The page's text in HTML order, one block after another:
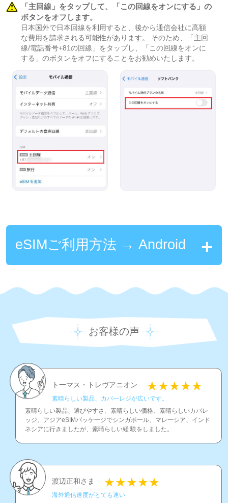
「主回線」をタップして、「この回線をオンにする」の
ボタンをオフします。
日本国外で日本回線を利用すると、後から通信会社に高額
な費用を請求される可能性があります。 そのため、「主回
線/電話番号+81の回線」をタップし、「この回線をオンに
する」のボタンをオフにすることをお勧めいたします。
eSIMご利用方法 → Android
お客様の声
ト一マス・トレヴアニオン
素晴らしい製品、カバ一レジが広いです。
素晴らしい製品、選びやすさ、素晴らしい価格、素晴らしいカバレ
ッジ。アジアeSIMパッケ一ジでシンガポ一ル、マレ一シア、インド
ネシアに行きましたが、素晴らしい経 験をしました。
渡辺正和さま
海外通信速度がとても速い